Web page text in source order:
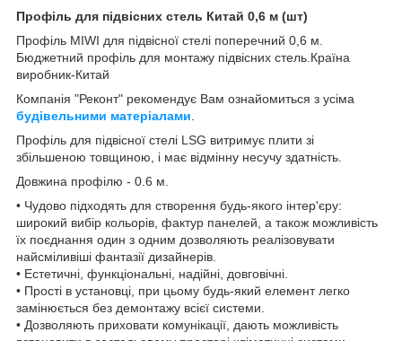
Профіль для підвісних стель Китай 0,6 м (шт)
Профіль MIWI для підвісної стелі поперечний 0,6 м.
Бюджетний профіль для монтажу підвісних стель.Країна
виробник-Китай
Компанія "Реконт" рекомендує Вам ознайомиться з усіма
будівельними матеріалами
Профіль для підвісної стелі LSG витримує плити зі
збільшеною товщиною, і має відмінну несучу здатність.
Довжина профілю - 0.6 м.
• Чудово підходять для створення будь-якого інтер'єру:
широкий вибір кольорів, фактур панелей, а також можливість
їх поєднання один з одним дозволяють реалізовувати
найсміливіші фантазії дизайнерів.
• Естетичні, функціональні, надійні, довговічні.
• Прості в установці, при цьому будь-який елемент легко
замінюється без демонтажу всієї системи.
• Дозволяють приховати комунікації, дають можливість